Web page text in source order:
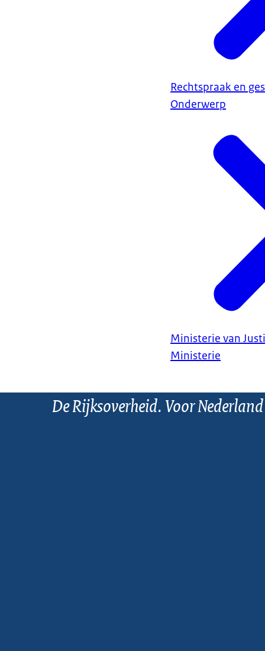
Rechtspraak en
Onderwerp
Ministerie van
Ministerie
De Rijksoverheid. Voor Nederland